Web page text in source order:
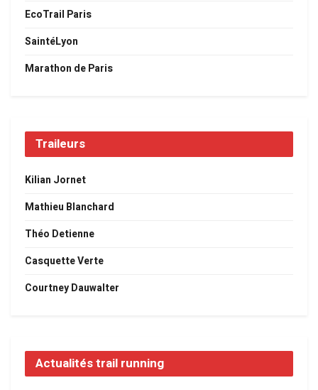
EcoTrail Paris
SaintéLyon
Marathon de Paris
Traileurs
Kilian Jornet
Mathieu Blanchard
Théo Detienne
Casquette Verte
Courtney Dauwalter
Actualités trail running